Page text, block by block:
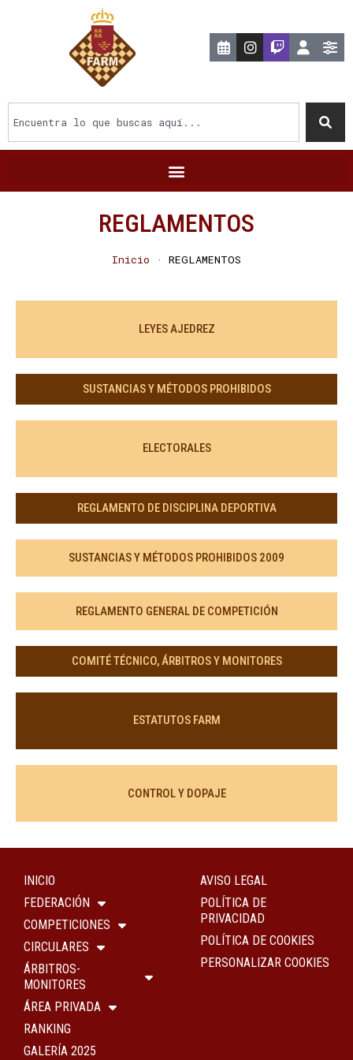
REGLAMENTOS
Inicio · REGLAMENTOS
LEYES AJEDREZ
SUSTANCIAS Y MÉTODOS PROHIBIDOS
ELECTORALES
REGLAMENTO DE DISCIPLINA DEPORTIVA
SUSTANCIAS Y MÉTODOS PROHIBIDOS 2009
REGLAMENTO GENERAL DE COMPETICIÓN
COMITÉ TÉCNICO, ÁRBITROS Y MONITORES
ESTATUTOS FARM
CONTROL Y DOPAJE
INICIO
FEDERACIÓN
COMPETICIONES
CIRCULARES
ÁRBITROS-
MONITORES
ÁREA PRIVADA
RANKING
GALERÍA 2025
AVISO LEGAL
POLÍTICA DE
PRIVACIDAD
POLÍTICA DE COOKIES
PERSONALIZAR COOKIES